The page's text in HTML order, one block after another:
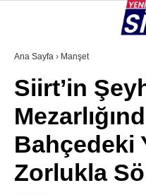
VİDEO
KURTALAN
ERUH
BAYKAN
Ana Sayfa › Manşet
Siirt’in
Bahçedeki
Zorlukla